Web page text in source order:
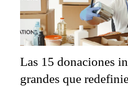
Las 15 donaciones
grandes que